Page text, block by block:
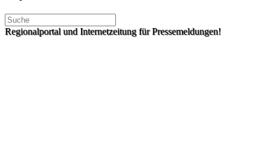
Regionalportal und Internetzeitung für Pressemeldungen!